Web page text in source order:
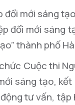
mới sáng
đổi mới sáng
thành phố
Cuộc thi
sáng tạo,
tư vấn,